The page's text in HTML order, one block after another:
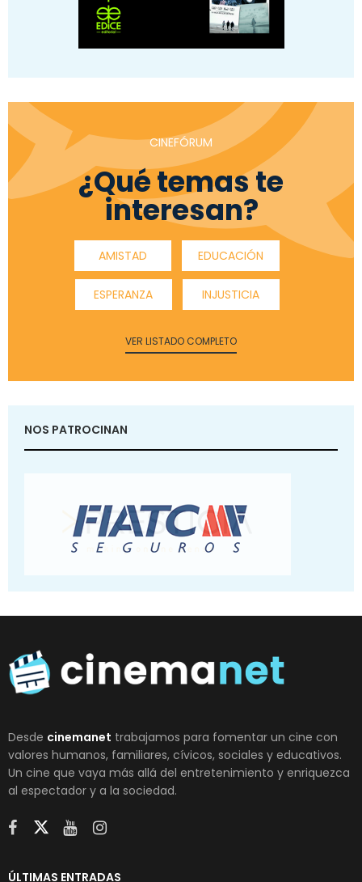
CINEFÓRUM
¿Qué temas te
interesan?
AMISTAD EDUCACIÓN
ESPERANZA INJUSTICIA
VER LISTADO COMPLETO
NOS PATROCINAN
Desde cinemanet trabajamos para fomentar un cine con
valores humanos, familiares, cívicos, sociales y educativos.
Un cine que vaya más allá del entretenimiento y enriquezca
al espectador y a la sociedad.
ÚLTIMAS ENTRADAS